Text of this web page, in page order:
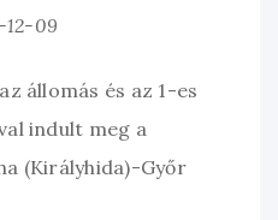
12-09
állomás és az 1-es
indult meg a
(Királyhida)-Győr